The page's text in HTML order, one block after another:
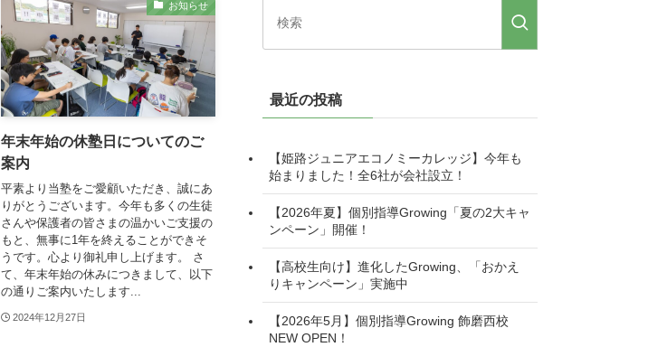
お知らせ
年末年始の休塾日についてのご
案内
平素より当塾をご愛顧いただき、誠にあ
りがとうございます。今年も多くの生徒
さんや保護者の皆さまの温かいご支援の
もと、無事に1年を終えることができそ
うです。心より御礼申し上げます。 さ
て、年末年始の休みにつきまして、以下
の通りご案内いたします...
2024年12月27日
最近の投稿
【姫路ジュニアエコノミーカレッジ】今年も
始まりました！全6社が会社設立！
【2026年夏】個別指導Growing「夏の2大キャ
ンペーン」開催！
【高校生向け】進化したGrowing、「おかえ
りキャンペーン」実施中
【2026年5月】個別指導Growing 飾磨西校
NEW OPEN！